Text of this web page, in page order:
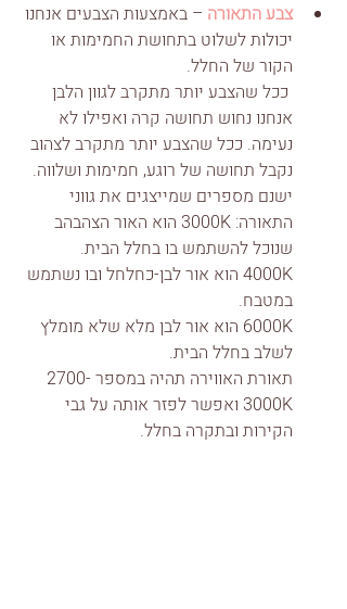
צבע התאורה – באמצעות הצבעים אנחנו
יכולות לשלוט בתחושת החמימות או
הקור של החלל.
ככל שהצבע יותר מתקרב לגוון הלבן
אנחנו נחוש תחושה קרה ואפילו לא
נעימה. ככל שהצבע יותר מתקרב לצהוב
נקבל תחושה של רוגע, חמימות ושלווה.
ישנם מספרים שמייצגים את גווני
התאורה: 3000K הוא האור הצהבהב
שנוכל להשתמש בו בחלל הבית.
4000K הוא אור לבן-כחלחל ובו נשתמש
במטבח.
6000K הוא אור לבן מלא שלא מומלץ
לשלב בחלל הבית.
תאורת האווירה תהיה במספר 2700-
3000K ואפשר לפזר אותה על גבי
הקירות ובתקרה בחלל.